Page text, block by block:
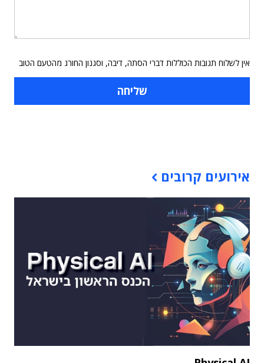
אין לשלוח תגובות הכוללות דברי הסתה, דיבה, וסגנון החורג מהטעם הטוב
אירועים קרובים